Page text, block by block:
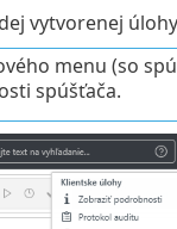
vytvorenej
menu (so
spúšťača.